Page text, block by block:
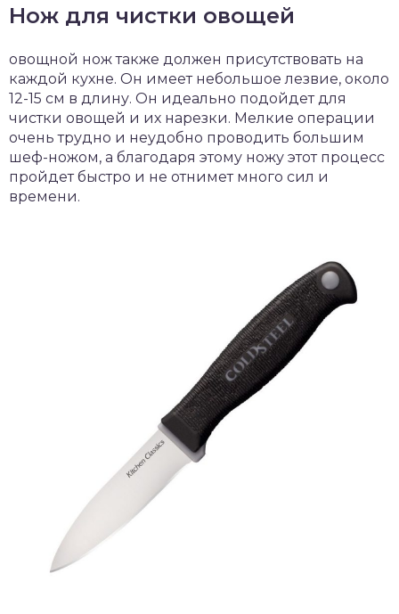
Нож для чистки овощей
овощной нож также должен присутствовать на
каждой кухне. Он имеет небольшое лезвие, около
12-15 см в длину. Он идеально подойдет для
чистки овощей и их нарезки. Мелкие операции
очень трудно и неудобно проводить большим
шеф-ножом, а благодаря этому ножу этот процесс
пройдет быстро и не отнимет много сил и
времени.